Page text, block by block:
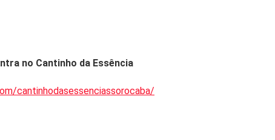
no Cantinho da Essência
cantinhodasessenciassorocaba/